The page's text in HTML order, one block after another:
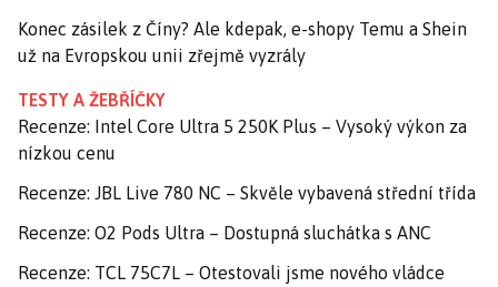
Konec zásilek z Číny? Ale kdepak, e-shopy Temu a Shein
už na Evropskou unii zřejmě vyzrály
TESTY A ŽEBŘÍČKY
Recenze: Intel Core Ultra 5 250K Plus – Vysoký výkon za
nízkou cenu
Recenze: JBL Live 780 NC – Skvěle vybavená střední třída
Recenze: O2 Pods Ultra – Dostupná sluchátka s ANC
Recenze: TCL 75C7L – Otestovali jsme nového vládce